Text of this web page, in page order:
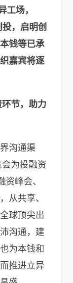
工场，
，启明创
钱等已承
嘉宾将逐
节，助力
沟通渠
为投融资
峰会、
从共享、
球顶尖出
沟通，建
为本钱和
推进立异